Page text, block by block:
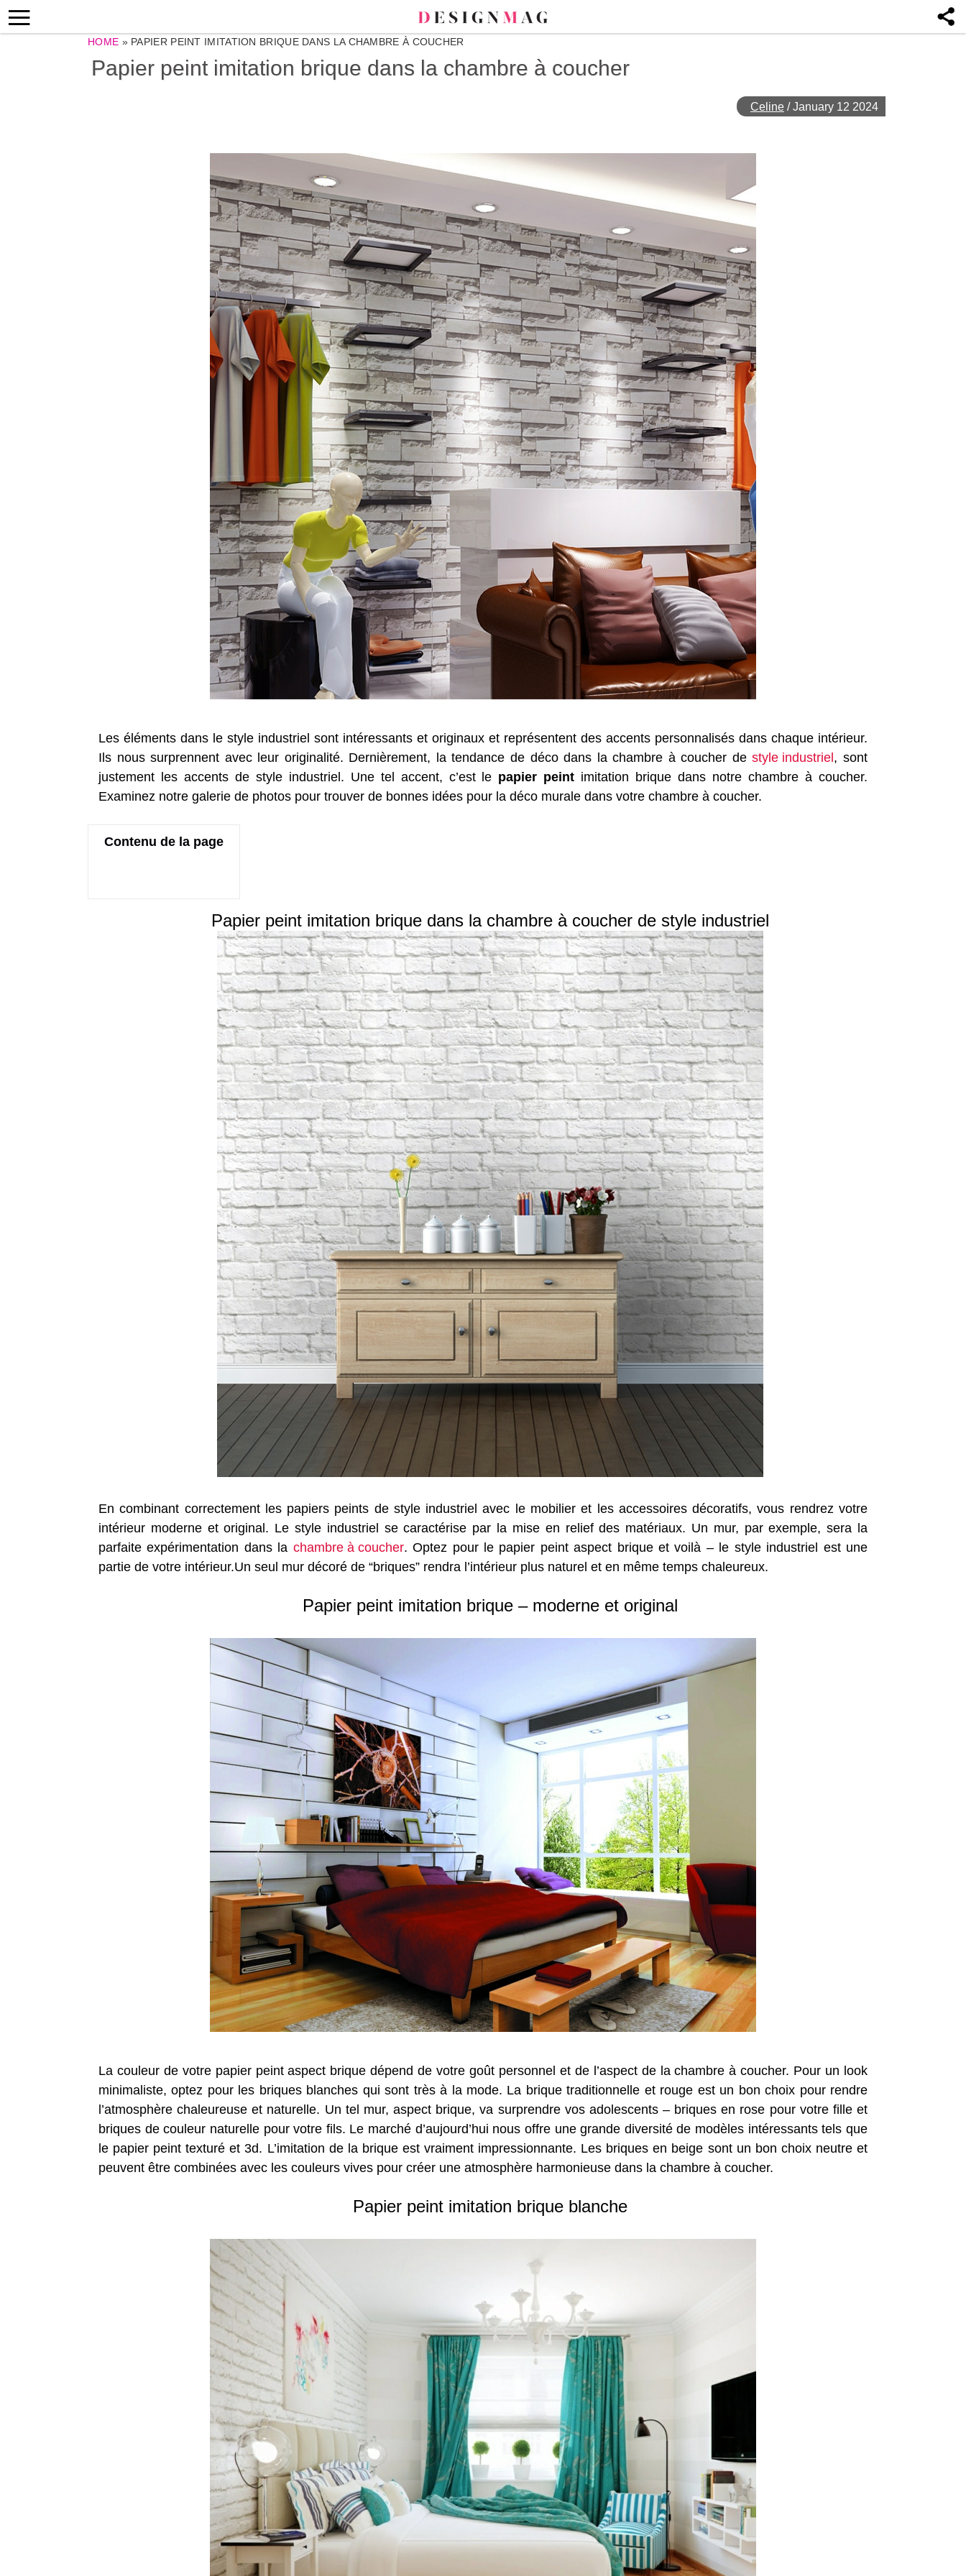
HOME » PAPIER PEINT IMITATION BRIQUE DANS LA CHAMBRE À COUCHER
Papier peint imitation brique dans la chambre à coucher
Celine /January 12 2024
Les éléments dans le style industriel sont intéressants et originaux et représentent des accents personnalisés dans chaque intérieur.
Ils nous surprennent avec leur originalité. Dernièrement, la tendance de déco dans la chambre à coucher destyle industriel , sont
justement les accents de style industriel. Une tel accent, c’est le papier peint imitation brique dans notre chambre à coucher.
Examinez notre galerie de photos pour trouver de bonnes idées pour la déco murale dans votre chambre à coucher.
Contenu de la page
Papier peint imitation brique dans la chambre à coucher de style industriel
En combinant correctement les papiers peints de style industriel avec le mobilier et les accessoires décoratifs, vous rendrez votre
intérieur moderne et original. Le style industriel se caractérise par la mise en relief des matériaux. Un mur, par exemple, sera la
parfaite expérimentation dans la chambre à coucher. Optez pour le papier peint aspect brique et voilà – le style industriel est une
partie de votre intérieur.Un seul mur décoré de “briques” rendra l’intérieur plus naturel et en même temps chaleureux.
Papier peint imitation brique – moderne et original
La couleur de votre papier peint aspect brique dépend de votre goût personnel et de l’aspect de la chambre à coucher. Pour un look
minimaliste, optez pour les briques blanches qui sont très à la mode. La brique traditionnelle et rouge est un bon choix pour rendre
l’atmosphère chaleureuse et naturelle. Un tel mur, aspect brique, va surprendre vos adolescents – briques en rose pour votre fille et
briques de couleur naturelle pour votre fils. Le marché d’aujourd’hui nous offre une grande diversité de modèles intéressants tels que
le papier peint texturé et 3d. L’imitation de la brique est vraiment impressionnante. Les briques en beige sont un bon choix neutre et
peuvent être combinées avec les couleurs vives pour créer une atmosphère harmonieuse dans la chambre à coucher.
Papier peint imitation brique blanche